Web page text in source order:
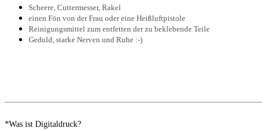
Scheere, Cuttermesser, Rakel
einen Fön von der Frau oder eine Heißluftpistole
Reinigungsmittel zum entfetten der zu beklebende Teile
Geduld, starke Nerven und Ruhe :-)
*Was ist Digitaldruck?